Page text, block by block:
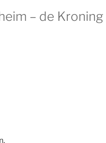
– de Kroning